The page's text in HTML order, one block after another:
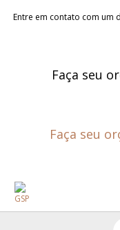
Entre em contato com um
Faça seu
Faça seu